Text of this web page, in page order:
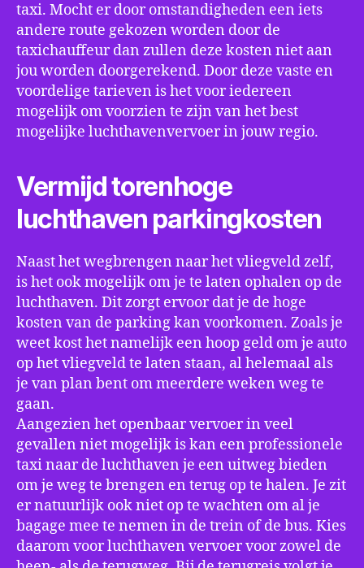
taxi. Mocht er door omstandigheden een iets
andere route gekozen worden door de
taxichauffeur dan zullen deze kosten niet aan
jou worden doorgerekend. Door deze vaste en
voordelige tarieven is het voor iedereen
mogelijk om voorzien te zijn van het best
mogelijke luchthavenvervoer in jouw regio.
Vermijd torenhoge
luchthaven parkingkosten
Naast het wegbrengen naar het vliegveld zelf,
is het ook mogelijk om je te laten ophalen op de
luchthaven. Dit zorgt ervoor dat je de hoge
kosten van de parking kan voorkomen. Zoals je
weet kost het namelijk een hoop geld om je auto
op het vliegveld te laten staan, al helemaal als
je van plan bent om meerdere weken weg te
gaan.
Aangezien het openbaar vervoer in veel
gevallen niet mogelijk is kan een professionele
taxi naar de luchthaven je een uitweg bieden
om je weg te brengen en terug op te halen. Je zit
er natuurlijk ook niet op te wachten om al je
bagage mee te nemen in de trein of de bus. Kies
daarom voor luchthaven vervoer voor zowel de